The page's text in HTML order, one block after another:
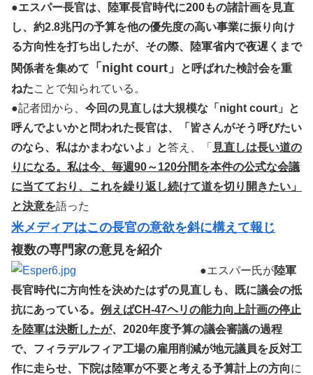
●エスパー長官は、陸軍長官時代に200もの諸計画を見直
し、約2.8兆円の予算を他の優先度の高い事業に振り向け
る方向性を打ち出したが、その際、陸軍省内で夜遅くまで
関係者を集めて
「night court」
と呼ばれた検討会を重
ねたことで知られている。
●記者団から、 今回の見直しは大規模な「night court」と
呼んでよいかと問われた長官は、「皆さんがそう呼びたい
のなら、私はかまわないよ」と答え、「 見直しは長い道の
りになる。私は今、毎週90～120分間を本件の公式な会議
に当てており、これを繰り返し続けて道を切り開きたい」
と決意を語った
米メディアはこの長官の意欲を斜に構えて報じ
複数の専門家の意見を紹介
●エスパー氏が陸軍
長官時代に方向性を決めたはずの見直しも、既に議会の抵
抗にあっている。 例えばCH-47ヘリの能力向上計画の停止
を陸軍は決断したが、2020年度予算の議会審議の過程
で、フィラデルフィア工場の雇用削減が地元議員を反対工
作に走らせ、下院は陸軍が不要と考える予算計上の方向に